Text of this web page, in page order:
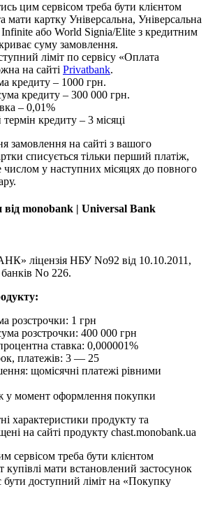
цим сервісом треба бути клієнтом
мати картку Універсальна, Універсальна
або World Signia/Elite з кредитним
суму замовлення.
ліміт по сервісу «Оплата
на сайті Privatbank.
кредиту – 1000 грн.
кредиту – 300 000 грн.
– 0,01%
кредиту – 3 місяці
замовлення на сайті з вашого
списується тільки перший платіж,
числом у наступних місяцях до повного
monobank | Universal Bank
ліцензія НБУ No92 від 10.10.2011,
No 226.
розстрочки: 1 грн
розстрочки: 400 000 грн
ставка: 0,000001%
платежів: 3 — 25
щомісячні платежі рівними
у момент оформлення покупки
характеристики продукту та
на сайті продукту chast.monobank.ua
сервісом треба бути клієнтом
мати встановлений застосунок
доступний ліміт на «Покупку